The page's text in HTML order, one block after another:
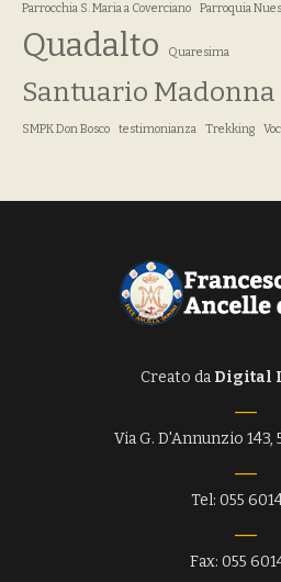
Parrocchia S. Maria a Coverciano
Parroquia
Quadalto Quaresima
Santuario Madonna
SMPK Don Bosco testimonianza Trekking
Creato da Digital
Via G. D'Annunzio 143,
Tel: 055
Fax: 055